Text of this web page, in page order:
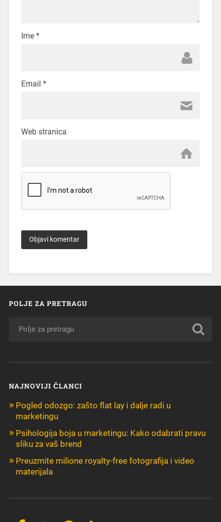
Ime *
Email *
Web stranica
POLJE ZA PRETRAGU
NAJNOVIJI ČLANCI
Pogled odozgo: zašto flat lay i dalje radi u
marketingu
Psihologija boja u marketingu: Kako odabrati pravu
sliku za vaš brend
Preuzmite milione royalty-free fotografija i video
materijala